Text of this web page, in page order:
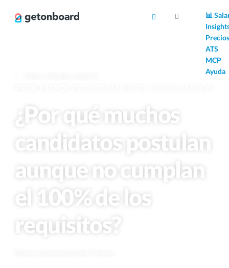
📊
Precios
ATS
MCP
Ayuda
¿Por qué muchos
candidatos postulan
aunque no cumplan
el 100% de los
requisitos?